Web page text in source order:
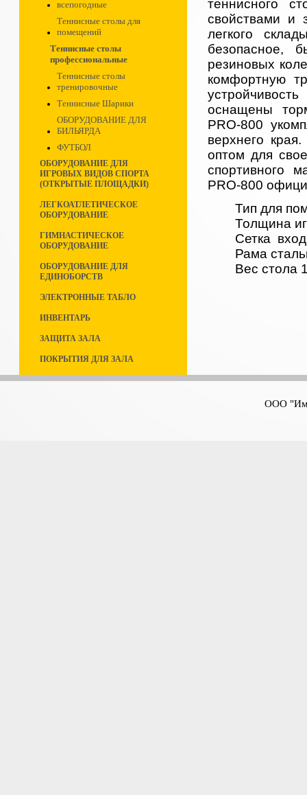
всепогодные
Теннисные столы для
помещений
Теннисные столы
профессиональные
Теннисные столы
тренировочные
Теннисные Шарики
ОБОРУДОВАНИЕ ДЛЯ
БИЛЬЯРДА
ФУТБОЛ
ОБОРУДОВАНИЕ ДЛЯ
ИГРОВЫХ ВИДОВ СПОРТА
(ОТКРЫТЫЕ ПЛОЩАДКИ)
ЛЕГКОАТЛЕТИЧЕСКОЕ
ОБОРУДОВАНИЕ
ГИМНАСТИЧЕСКОЕ
ОБОРУДОВАНИЕ
ОБОРУДОВАНИЕ ДЛЯ
ЕДИНОБОРСТВ
ЭЛЕКТРОННЫЕ ТАБЛО
ИНВЕНТАРЬ
ЗАЩИТА ЗАЛА
ПОКРЫТИЯ ДЛЯ ЗАЛА
теннисного
свойствами и
легкого
безопасное,
резиновых
комфортную
оснащены
PRO-800
верхнего
оптом для
спортивного
PRO-800
Тип для
Толщина
Сетка
Рама
Вес стола
ООО